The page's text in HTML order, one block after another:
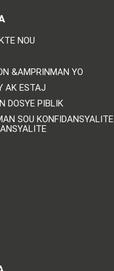
NOU
&AMPRINMAN YO
AK ESTAJ
DOSYE PIBLIK
SOU KONFIDANSYALITE